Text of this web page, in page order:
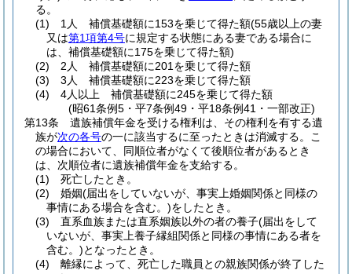
る。
(1)
1人 補償基礎額に153を乗じて得た額(55歳以上の妻
又は第1項第4号に規定する状態にある妻である場合に
は、補償基礎額に175を乗じて得た額)
(2)
2人 補償基礎額に201を乗じて得た額
(3)
3人 補償基礎額に223を乗じて得た額
(4)
4人以上 補償基礎額に245を乗じて得た額
(昭61条例5・平7条例49・平18条例41・一部改正)
第13条
遺族補償年金を受ける権利は、その権利を有する遺
族が次の各号の一に該当するに至ったときは消滅する。
こ
の場合において、同順位者がなくて後順位者があるとき
は、次順位者に遺族補償年金を支給する。
(1)
死亡したとき。
(2)
婚姻(届出をしていないが、事実上婚姻関係と同様の
事情にある場合を含む。)をしたとき。
(3)
直系血族または直系姻族以外の者の養子(届出をして
いないが、事実上養子縁組関係と同様の事情にある者を
含む。)となったとき。
(4)
離縁によって、死亡した職員との親族関係が終了した